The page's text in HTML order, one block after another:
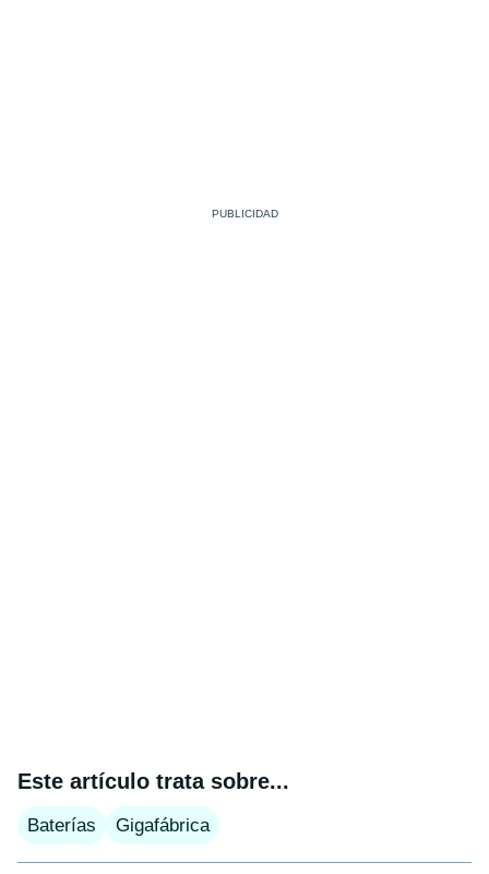
Este artículo trata sobre...
Baterías Gigafábrica